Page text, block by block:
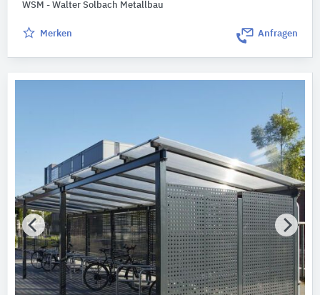
WSM - Walter Solbach Metallbau
Merken Anfragen